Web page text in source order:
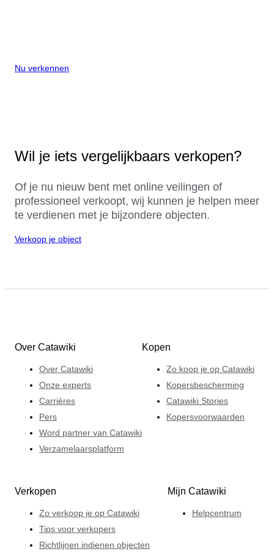
Nu verkennen
Wil je iets vergelijkbaars verkopen?
Of je nu nieuw bent met online veilingen of
professioneel verkoopt, wij kunnen je helpen meer
te verdienen met je bijzondere objecten.
Verkoop je object
Over Catawiki
Over Catawiki
Onze experts
Carrières
Pers
Word partner van Catawiki
Verzamelaarsplatform
Kopen
Zo koop je op Catawiki
Kopersbescherming
Catawiki Stories
Kopersvoorwaarden
Verkopen
Zo verkoop je op Catawiki
Tips voor verkopers
Richtlijnen indienen objecten
Mijn Catawiki
Helpcentrum